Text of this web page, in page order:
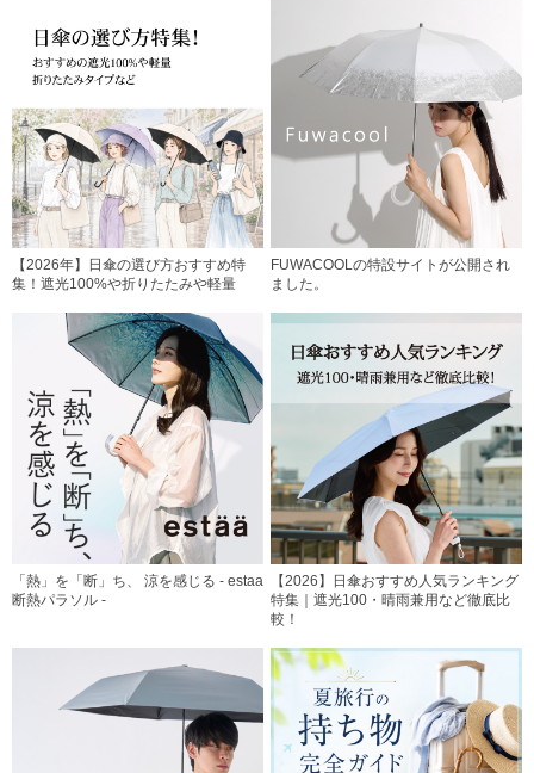
【2026年】日傘の選び方おすすめ特
集！遮光100%や折りたたみや軽量
FUWACOOLの特設サイトが公開され
ました。
「熱」を「断」ち、 涼を感じる - estaa
断熱パラソル -
【2026】日傘おすすめ人気ランキング
特集｜遮光100・晴雨兼用など徹底比
較！